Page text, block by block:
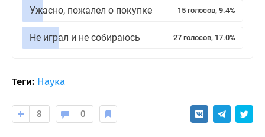
Ужасно, пожалел о покупке 15 голосов, 9.4%
Не играл и не собираюсь 27 голосов, 17.0%
Теги: Наука
8 0